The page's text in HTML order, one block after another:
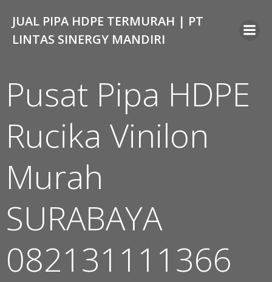
to
content
JUAL PIPA HDPE TERMURAH | PT
LINTAS SINERGY MANDIRI
Pusat Pipa HDPE
Rucika Vinilon
Murah
SURABAYA
082131111366